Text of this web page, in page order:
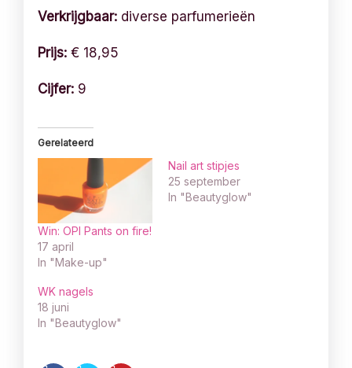
Verkrijgbaar: diverse parfumerieën
Prijs: € 18,95
Cijfer: 9
Gerelateerd
Win: OPI Pants on fire!
17 april
In "Make-up"
Nail art stipjes
25 september
In "Beautyglow"
WK nagels
18 juni
In "Beautyglow"